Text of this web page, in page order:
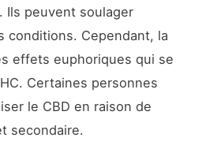
Ils peuvent soulager
conditions. Cependant, la
effets euphoriques qui se
Certaines personnes
le CBD en raison de
secondaire.